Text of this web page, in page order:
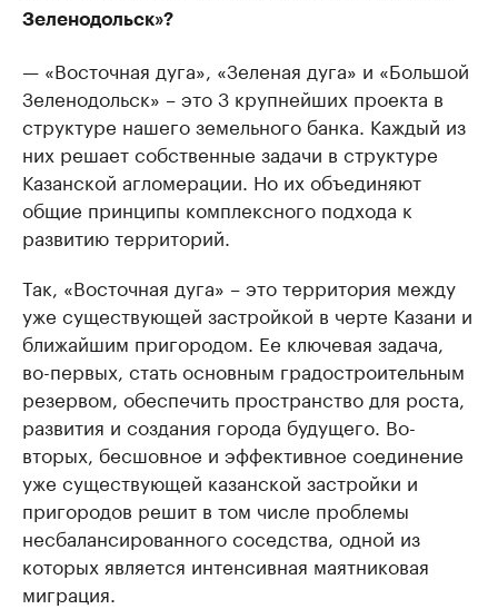
Зеленодольск»?
— «Восточная дуга», «Зеленая дуга» и «Большой
Зеленодольск» – это 3 крупнейших проекта в
структуре нашего земельного банка. Каждый из
них решает собственные задачи в структуре
Казанской агломерации. Но их объединяют
общие принципы комплексного подхода к
развитию территорий.
Так, «Восточная дуга» – это территория между
уже существующей застройкой в черте Казани и
ближайшим пригородом. Ее ключевая задача,
во-первых, стать основным градостроительным
резервом, обеспечить пространство для роста,
развития и создания города будущего. Во-
вторых, бесшовное и эффективное соединение
уже существующей казанской застройки и
пригородов решит в том числе проблемы
несбалансированного соседства, одной из
которых является интенсивная маятниковая
миграция.